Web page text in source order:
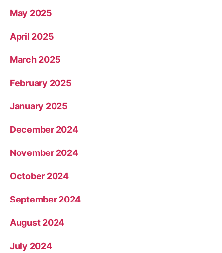
May 2025
April 2025
March 2025
February 2025
January 2025
December 2024
November 2024
October 2024
September 2024
August 2024
July 2024